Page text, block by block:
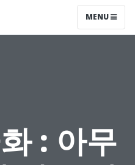
MENU
: 아무